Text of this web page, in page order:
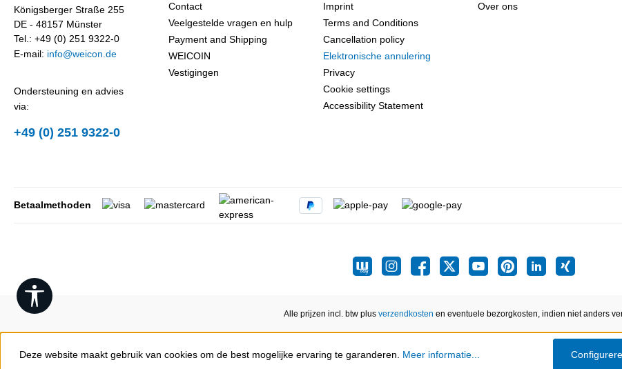
Königsberger Straße 255
DE - 48157 Münster
Tel.: +49 (0) 251 9322-0
E-mail: info@weicon.de
Ondersteuning en advies
via:
+49 (0) 251 9322-0
Contact
Veelgestelde vragen en hulp
Payment and Shipping
WEICOIN
Vestigingen
Imprint
Terms and Conditions
Cancellation policy
Elektronische annulering
Privacy
Cookie settings
Accessibility Statement
Over ons
Betaalmethoden
Alle prijzen incl. btw plus verzendkosten en eventuele bezorgkosten, indien niet anders
Show toolbar
Deze website maakt gebruik van cookies om de best mogelijke ervaring te garanderen. Meer informatie...